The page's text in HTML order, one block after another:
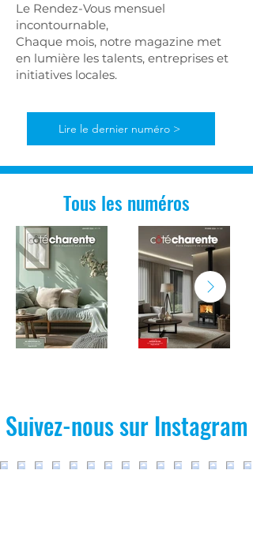
Le Rendez-Vous mensuel
incontournable,
Chaque mois, notre magazine met
en lumière les talents, entreprises et
initiatives locales.
Lire le dernier numéro >
Tous les numéros
Suivez-nous sur Instagram